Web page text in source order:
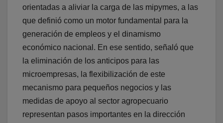
orientadas a aliviar la carga de las mipymes, a las
que definió como un motor fundamental para la
generación de empleos y el dinamismo
económico nacional. En ese sentido, señaló que
la eliminación de los anticipos para las
microempresas, la flexibilización de este
mecanismo para pequeños negocios y las
medidas de apoyo al sector agropecuario
representan pasos importantes en la dirección